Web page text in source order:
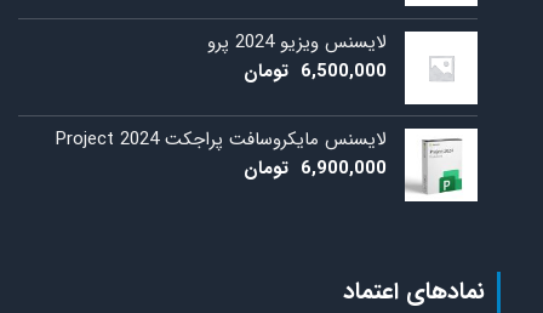
لایسنس ویزیو 2024 پرو
6,500,000 تومان
لایسنس مایکروسافت پراجکت 2024 Project
6,900,000 تومان
نمادهای اعتماد